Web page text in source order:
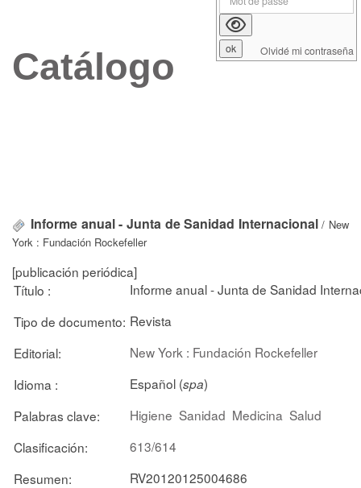
Catálogo
Informe anual - Junta de Sanidad Internacional/ New
York : Fundación Rockefeller
[publicación periódica]
Título :
Informe anual - Junta de Sanidad
Tipo de documento: Revista
Editorial:
New York : Fundación Rockefeller
Idioma :
Español (spa)
Palabras clave:
Higiene Sanidad Medicina Salud
Clasificación:
613/614
Resumen:
RV20120125004686
Olvidé mi contraseña